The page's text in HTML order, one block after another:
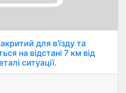
для в'їзду та
на відстані 7 км від
ситуації.